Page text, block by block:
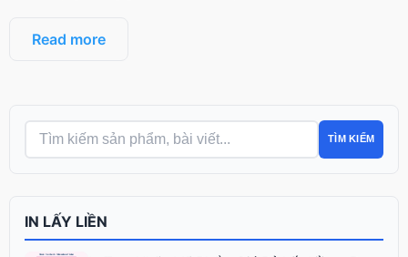
Read more
TÌM KIẾM
IN LẤY LIỀN